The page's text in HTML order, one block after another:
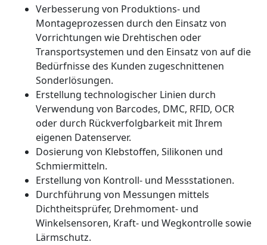
Verbesserung von Produktions- und
Montageprozessen durch den Einsatz von
Vorrichtungen wie Drehtischen oder
Transportsystemen und den Einsatz von auf die
Bedürfnisse des Kunden zugeschnittenen
Sonderlösungen.
Erstellung technologischer Linien durch
Verwendung von Barcodes, DMC, RFID, OCR
oder durch Rückverfolgbarkeit mit Ihrem
eigenen Datenserver.
Dosierung von Klebstoffen, Silikonen und
Schmiermitteln.
Erstellung von Kontroll- und Messstationen.
Durchführung von Messungen mittels
Dichtheitsprüfer, Drehmoment- und
Winkelsensoren, Kraft- und Wegkontrolle sowie
Lärmschutz.